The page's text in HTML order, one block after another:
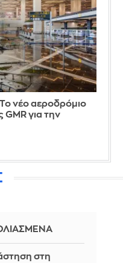
νέο αεροδρόμιο
GMR για την
στη